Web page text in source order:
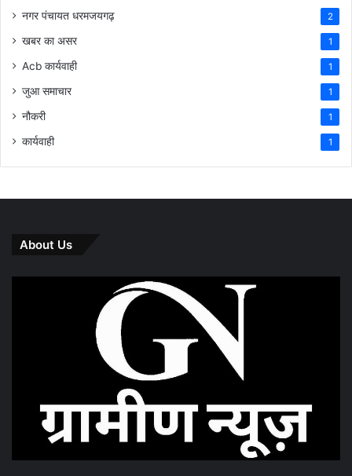
नगर पंचायत धरमजयगढ़ 2
खबर का असर 1
Acb कार्यवाही 1
जुआ समाचार 1
नौकरी 1
कार्यवाही 1
About Us